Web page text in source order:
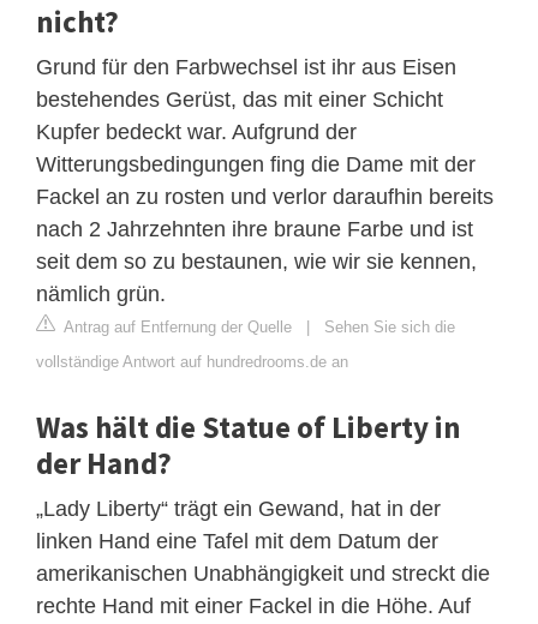
nicht?
Grund für den Farbwechsel ist ihr aus Eisen
bestehendes Gerüst, das mit einer Schicht
Kupfer bedeckt war. Aufgrund der
Witterungsbedingungen fing die Dame mit der
Fackel an zu rosten und verlor daraufhin bereits
nach 2 Jahrzehnten ihre braune Farbe und ist
seit dem so zu bestaunen, wie wir sie kennen,
nämlich grün.
Antrag auf Entfernung der Quelle | Sehen Sie sich die
vollständige Antwort auf hundredrooms.de an
Was hält die Statue of Liberty in
der Hand?
„Lady Liberty“ trägt ein Gewand, hat in der
linken Hand eine Tafel mit dem Datum der
amerikanischen Unabhängigkeit und streckt die
rechte Hand mit einer Fackel in die Höhe. Auf